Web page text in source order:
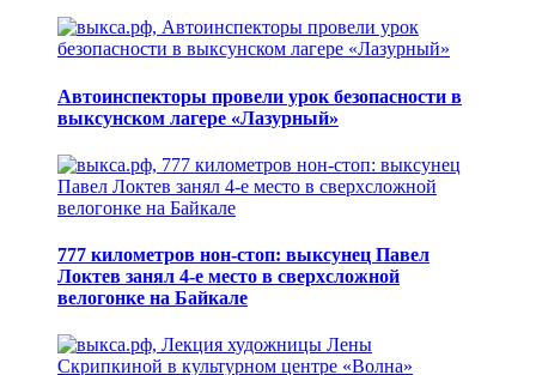
Автоинспекторы провели урок безопасности в
выксунском лагере «Лазурный»
777 километров нон-стоп: выксунец Павел
Локтев занял 4-е место в сверхсложной
велогонке на Байкале